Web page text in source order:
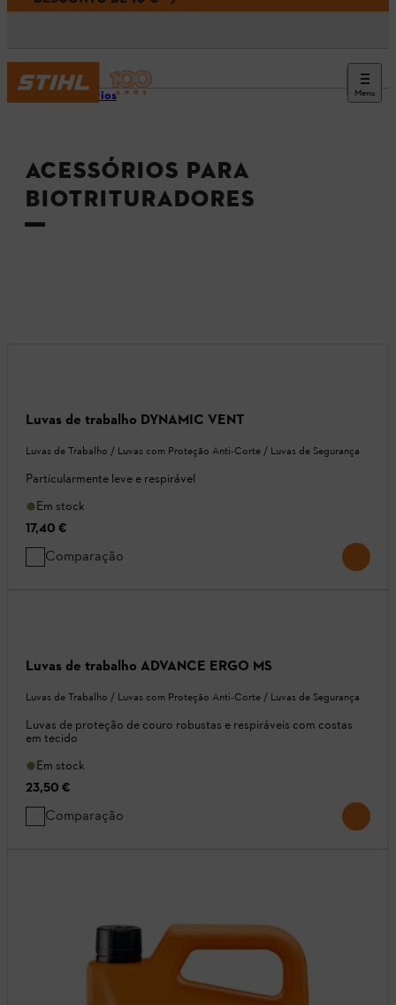
Menu
Acessórios
ACESSÓRIOS PARA
BIOTRITURADORES
Luvas de trabalho DYNAMIC VENT
Luvas de Trabalho / Luvas com Proteção Anti-Corte / Luvas de Segurança
Particularmente leve e respirável
Em stock
17,40 €
Comparação
Luvas de trabalho ADVANCE ERGO MS
Luvas de Trabalho / Luvas com Proteção Anti-Corte / Luvas de Segurança
Luvas de proteção de couro robustas e respiráveis com costas
em tecido
Em stock
23,50 €
Comparação